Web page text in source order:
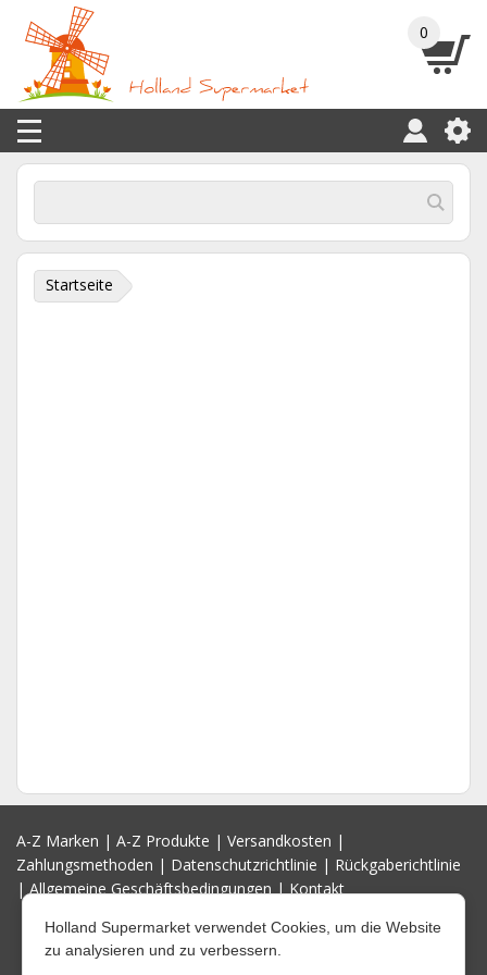
0
Startseite
A-Z Marken | A-Z Produkte | Versandkosten |
Zahlungsmethoden | Datenschutzrichtlinie | Rückgaberichtlinie
|Allgemeine Geschäftsbedingungen|Kontakt
Holland Supermarket verwendet Cookies, um die Website
zu analysieren und zu verbessern.